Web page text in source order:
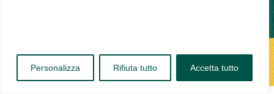
Personalizza Rifiuta tutto Accetta tutto